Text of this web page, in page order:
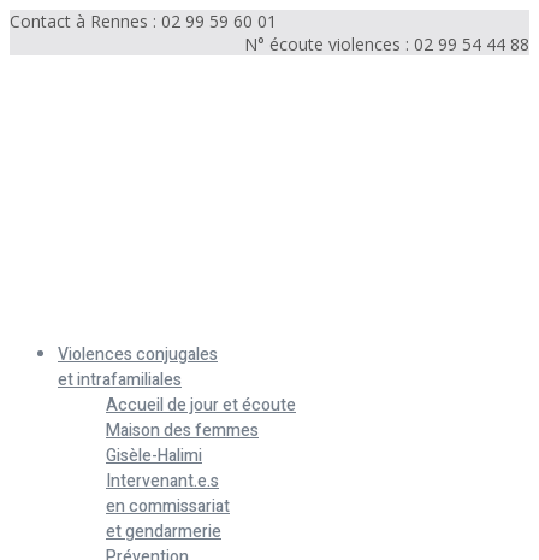
Contact à Rennes : 02 99 59 60 01
N° écoute violences : 02 99 54 44 88
Violences conjugales
et intrafamiliales
Accueil de jour et écoute
Maison des femmes
Gisèle-Halimi
Intervenant.e.s
en commissariat
et gendarmerie